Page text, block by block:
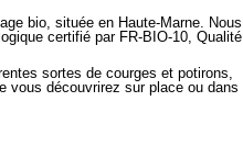
bio, située en Haute-Marne. Nous
certifié par FR-BIO-10, Qualité
sortes de courges et potirons,
vous découvrirez sur place ou dans